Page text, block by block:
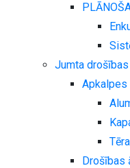
Jumta
Apkalpes
Drošības